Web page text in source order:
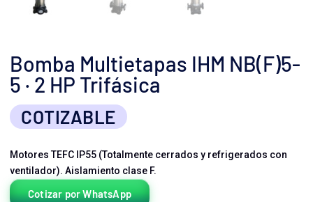
Bomba Multietapas IHM NB(F)5-
5 · 2 HP Trifásica
COTIZABLE
Motores TEFC IP55 (Totalmente cerrados y refrigerados con
ventilador). Aislamiento clase F.
Cotizar por WhatsApp